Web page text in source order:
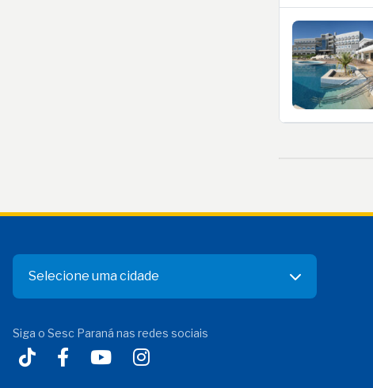
Selecione uma cidade
Siga o Sesc Paraná nas redes sociais